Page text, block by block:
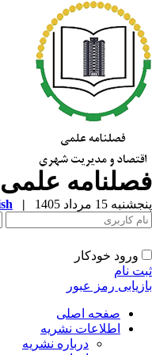
فصلنامه
پنجشنبه 15 مرداد 1405 |
ورود خودکار
ثبت نام
بازیابی رمز عبور
صفحه اصلی
اطلاعات نشریه
درباره نشریه